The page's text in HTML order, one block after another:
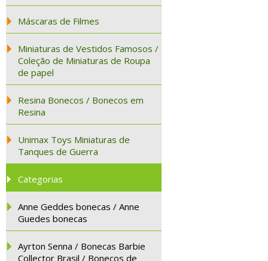
Máscaras de Filmes
Miniaturas de Vestidos Famosos /
Coleção de Miniaturas de Roupa
de papel
Resina Bonecos / Bonecos em
Resina
Unimax Toys Miniaturas de
Tanques de Guerra
Categorias
Anne Geddes bonecas / Anne
Guedes bonecas
Ayrton Senna / Bonecas Barbie
Collector Brasil / Bonecos de